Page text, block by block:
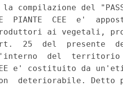
del
PIANTE  CEE  e'
ai vegetali,
25  del  presente
del  territorio
CEE e' costituito da
deteriorabile. Detto